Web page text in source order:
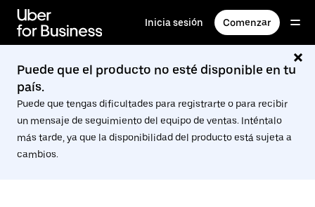
contenido
principal
Inicia sesión Comenzar
Puede que el producto no esté disponible en tu
país.
Puede que tengas dificultades para registrarte o para recibir
un mensaje de seguimiento del equipo de ventas. Inténtalo
más tarde, ya que la disponibilidad del producto está sujeta a
cambios.